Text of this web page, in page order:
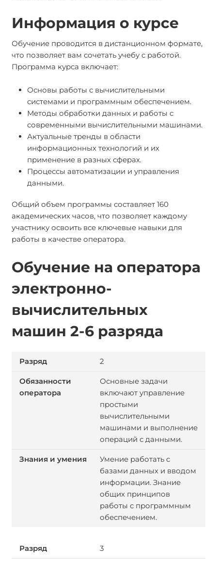
Информация о курсе
Обучение проводится в дистанционном формате,
что позволяет вам сочетать учебу с работой.
Программа курса включает:
Основы работы с вычислительными
системами и программным обеспечением.
Методы обработки данных и работы с
современными вычислительными машинами.
Актуальные тренды в области
информационных технологий и их
применение в разных сферах.
Процессы автоматизации и управления
данными.
Общий объем программы составляет 160
академических часов, что позволяет каждому
участнику освоить все ключевые навыки для
работы в качестве оператора.
Обучение на оператора
электронно-
вычислительных
машин 2-6 разряда
2
Основные задачи
включают управление
простыми
вычислительными
машинами и выполнение
операций с данными.
Умение работать с
базами данных и вводом
информации. Знание
общих принципов
работы с программным
обеспечением.
3